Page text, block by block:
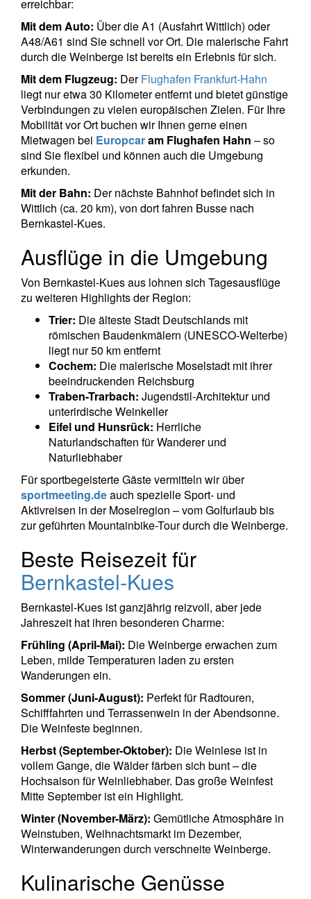
erreichbar:
Mit dem Auto: Über die A1 (Ausfahrt Wittlich) oder
A48/A61 sind Sie schnell vor Ort. Die malerische Fahrt
durch die Weinberge ist bereits ein Erlebnis für sich.
Mit dem Flugzeug: DerFlughafen Frankfurt-Hahn
liegt nur etwa 30 Kilometer entfernt und bietet günstige
Verbindungen zu vielen europäischen Zielen. Für Ihre
Mobilität vor Ort buchen wir Ihnen gerne einen
Mietwagen bei Europcaram Flughafen Hahn – so
sind Sie flexibel und können auch die Umgebung
erkunden.
Mit der Bahn: Der nächste Bahnhof befindet sich in
Wittlich (ca. 20 km), von dort fahren Busse nach
Bernkastel-Kues.
Ausflüge in die Umgebung
Von Bernkastel-Kues aus lohnen sich Tagesausflüge
zu weiteren Highlights der Region:
Trier: Die älteste Stadt Deutschlands mit
römischen Baudenkmälern (UNESCO-Welterbe)
liegt nur 50 km entfernt
Cochem: Die malerische Moselstadt mit ihrer
beeindruckenden Reichsburg
Traben-Trarbach: Jugendstil-Architektur und
unterirdische Weinkeller
Eifel und Hunsrück: Herrliche
Naturlandschaften für Wanderer und
Naturliebhaber
Für sportbegeisterte Gäste vermitteln wir über
sportmeeting.deauch spezielle Sport- und
Aktivreisen in der Moselregion – vom Golfurlaub bis
zur geführten Mountainbike-Tour durch die Weinberge.
Beste Reisezeit für
Bernkastel-Kues
Bernkastel-Kues ist ganzjährig reizvoll, aber jede
Jahreszeit hat ihren besonderen Charme:
Frühling (April-Mai): Die Weinberge erwachen zum
Leben, milde Temperaturen laden zu ersten
Wanderungen ein.
Sommer (Juni-August): Perfekt für Radtouren,
Schifffahrten und Terrassenwein in der Abendsonne.
Die Weinfeste beginnen.
Herbst (September-Oktober): Die Weinlese ist in
vollem Gange, die Wälder färben sich bunt – die
Hochsaison für Weinliebhaber. Das große Weinfest
Mitte September ist ein Highlight.
Winter (November-März): Gemütliche Atmosphäre in
Weinstuben, Weihnachtsmarkt im Dezember,
Winterwanderungen durch verschneite Weinberge.
Kulinarische Genüsse